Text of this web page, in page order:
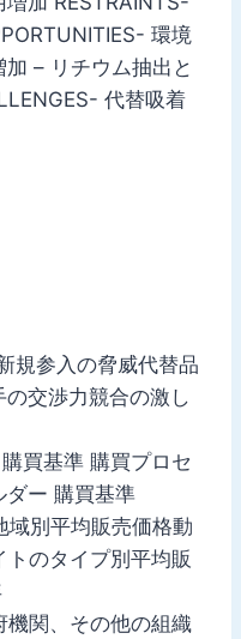
環境
– リチウム抽出と
代替吸着
規参入の脅威代替品
交渉力競合の激し
買基準 購買プロセ
ダー 購買基準
別平均販売価格動
のタイプ別平均販
関、その他の組織